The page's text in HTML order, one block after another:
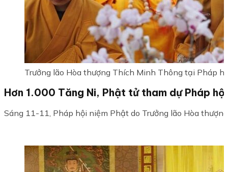
Trưởng lão Hòa thượng Thích Minh Thông tại Pháp
Hơn 1.000 Tăng Ni, Phật tử tham dự Pháp
Sáng 11-11, Pháp hội niệm Phật do Trưởng lão Hòa